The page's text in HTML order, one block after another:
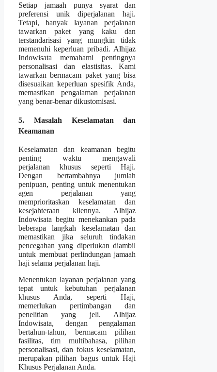
Setiap jamaah punya syarat dan
preferensi unik diperjalanan haji.
Tetapi, banyak layanan perjalanan
tawarkan paket yang kaku dan
terstandarisasi yang mungkin tidak
memenuhi keperluan pribadi. Alhijaz
Indowisata memahami pentingnya
personalisasi dan elastisitas. Kami
tawarkan bermacam paket yang bisa
disesuaikan keperluan spesifik Anda,
memastikan pengalaman perjalanan
yang benar-benar dikustomisasi.
5. Masalah Keselamatan dan
Keamanan
Keselamatan dan keamanan begitu
penting waktu mengawali
perjalanan khusus seperti Haji.
Dengan bertambahnya jumlah
penipuan, penting untuk menentukan
agen perjalanan yang
memprioritaskan keselamatan dan
kesejahteraan kliennya. Alhijaz
Indowisata begitu menekankan pada
beberapa langkah keselamatan dan
memastikan jika seluruh tindakan
pencegahan yang diperlukan diambil
untuk membuat perlindungan jamaah
haji selama perjalanan haji.
Menentukan layanan perjalanan yang
tepat untuk kebutuhan perjalanan
khusus Anda, seperti Haji,
memerlukan pertimbangan dan
penelitian yang jeli. Alhijaz
Indowisata, dengan pengalaman
bertahun-tahun, bermacam pilihan
fasilitas, tim multibahasa, pilihan
personalisasi, dan fokus keselamatan,
merupakan pilihan bagus untuk Haji
Khusus Perjalanan Anda.